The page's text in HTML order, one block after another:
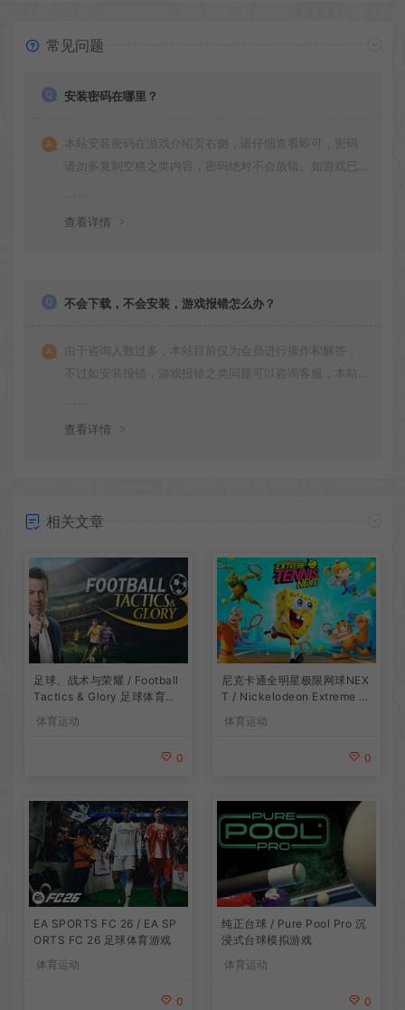
常见问题
安装密码在哪里？
本站安装密码在游戏介绍页右侧，请仔细查看即可，密码
请勿多复制空格之类内容，密码绝对不会放错。如游戏已
查看详情
不会下载，不会安装，游戏报错怎么办？
由于咨询人数过多，本站目前仅为会员进行操作和解答，
不过如安装报错，游戏报错之类问题可以咨询客服，本站
查看详情
相关文章
足球、战术与荣耀 / Football
Tactics & Glory 足球体育游
体育运动
0
尼克卡通全明星极限网球NEX
T / Nickelodeon Extreme T
ennis Next 休闲体育游戏
体育运动
0
EA SPORTS FC 26 / EA SP
ORTS FC 26 足球体育游戏
体育运动
0
纯正台球 / Pure Pool Pro 沉
浸式台球模拟游戏
体育运动
0